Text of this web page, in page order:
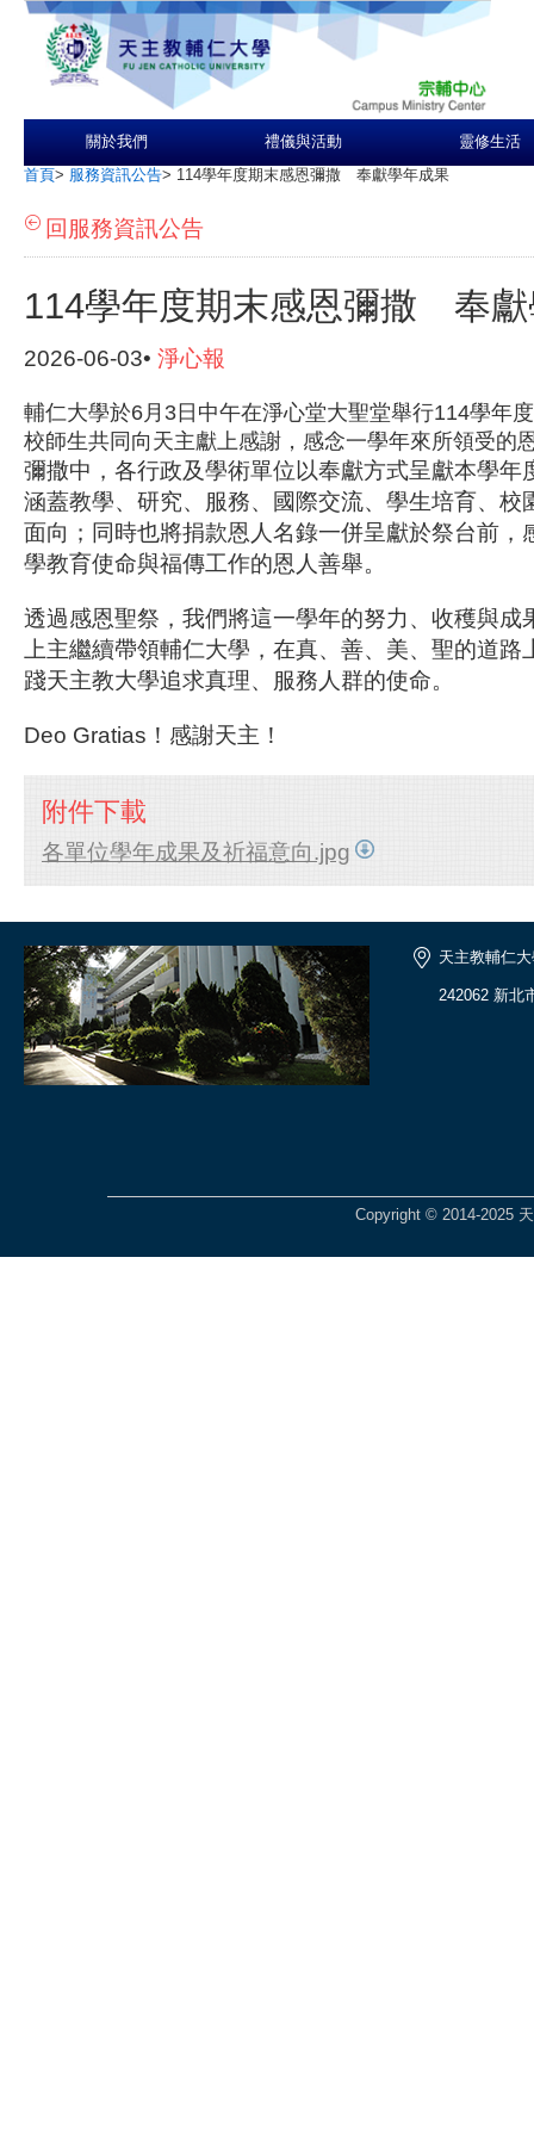
關於我們 禮儀與活動 靈修生活
首頁> 服務資訊公告> 114學年度期末感恩彌撒 奉獻學年成果
回服務資訊公告
114學年度期末感恩彌撒 奉獻
2026-06-03• 淨心報
輔仁大學於6月3日中午在淨心堂大聖堂舉行114學年
校師生共同向天主獻上感謝，感念一學年來所領受的
彌撒中，各行政及學術單位以奉獻方式呈獻本學年
涵蓋教學、研究、服務、國際交流、學生培育、校
面向；同時也將捐款恩人名錄一併呈獻於祭台前，
學教育使命與福傳工作的恩人善舉。
透過感恩聖祭，我們將這一學年的努力、收穫與成
上主繼續帶領輔仁大學，在真、善、美、聖的道
踐天主教大學追求真理、服務人群的使命。
Deo Gratias！感謝天主！
附件下載
各單位學年成果及祈福意向.jpg
天主教輔仁
242062 新北
Copyright © 2014-2025